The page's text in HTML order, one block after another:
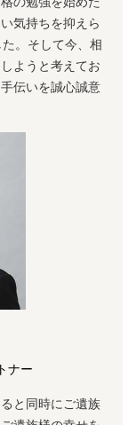
気持ちを抑えら
。そして今、相
ようと考えてお
伝いを誠⼼誠意
ナー
と同時にご遺族